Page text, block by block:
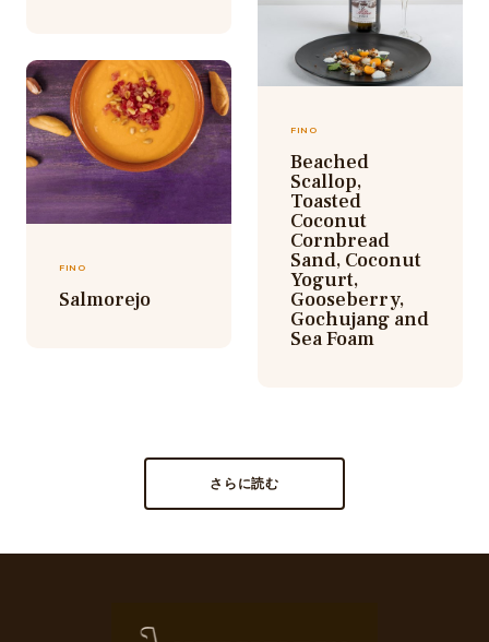
FINO
Beached
Scallop,
Toasted
Coconut
Cornbread
Sand, Coconut
Yogurt,
Gooseberry,
Gochujang and
Sea Foam
FINO
Salmorejo
さらに読む